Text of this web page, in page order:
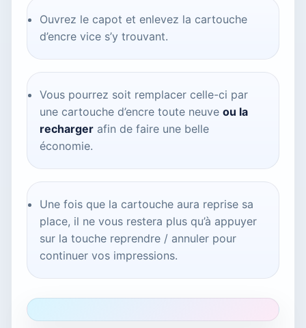
Ouvrez le capot et enlevez la cartouche
d’encre vice s’y trouvant.
Vous pourrez soit remplacer celle-ci par
une cartouche d’encre toute neuve ou la
recharger afin de faire une belle
économie.
Une fois que la cartouche aura reprise sa
place, il ne vous restera plus qu’à appuyer
sur la touche reprendre / annuler pour
continuer vos impressions.